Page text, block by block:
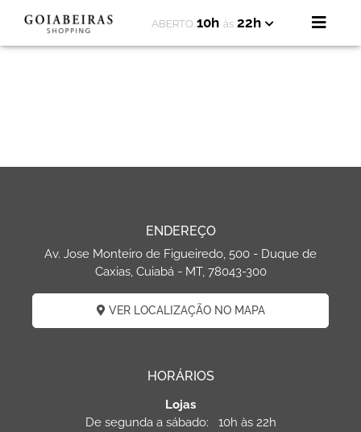
ABERTO 10h às 22h
ENDEREÇO
Av. Jose Monteiro de Figueiredo, 500 - Duque de
Caxias, Cuiabá - MT, 78043-300
VER LOCALIZAÇÃO NO MAPA
HORÁRIOS
Lojas
De segunda a sábado: 10h às 22h